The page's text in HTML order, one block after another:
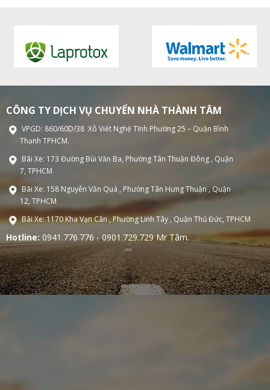
CÔNG TY DỊCH VỤ CHUYỂN NHÀ THÀNH TÂM
VPGD: 860/60D/38 Xô Viết Nghệ Tĩnh Phường 25 – Quận Bình
Thạnh TPHCM.
Bãi Xe: 173 Đường Bùi Văn Ba, Phường Tân Thuận Đông , Quận
7, TPHCM
Bãi Xe: 158 Nguyễn Văn Quá , Phường Tân Hưng Thuận , Quận
12, TPHCM
Bãi Xe: 1170 Kha Vạn Cân , Phường Linh Tây , Quận Thủ Đức, TPHCM
Hotline: 0941.776.776 - 0901.729.729 Mr Tâm.